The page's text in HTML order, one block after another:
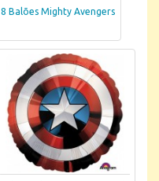
8 Balões Mighty Avengers